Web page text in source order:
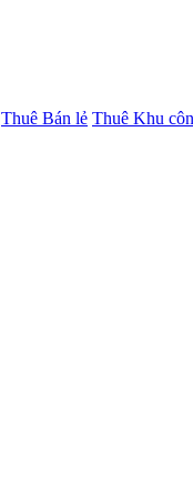
Thuê Bán lẻ Thuê Khu